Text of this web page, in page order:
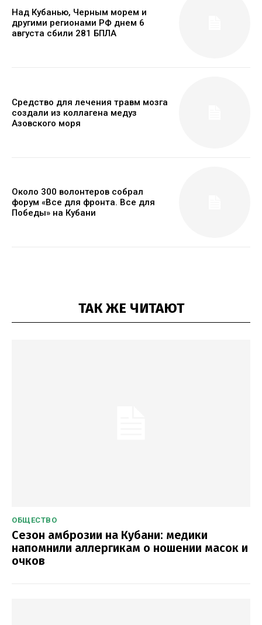
Над Кубанью, Черным морем и
другими регионами РФ днем 6
августа сбили 281 БПЛА
Средство для лечения травм мозга
создали из коллагена медуз
Азовского моря
Около 300 волонтеров собрал
форум «Все для фронта. Все для
Победы» на Кубани
ТАК ЖЕ ЧИТАЮТ
ОБЩЕСТВО
Сезон амброзии на Кубани: медики
напомнили аллергикам о ношении масок и
очков